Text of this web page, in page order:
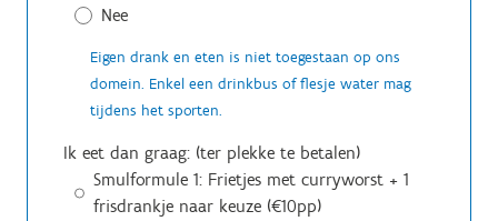
Nee
Eigen drank en eten is niet toegestaan op ons
domein. Enkel een drinkbus of flesje water mag
tijdens het sporten.
Ik eet dan graag: (ter plekke te betalen)
Smulformule 1: Frietjes met curryworst + 1
frisdrankje naar keuze (€10pp)